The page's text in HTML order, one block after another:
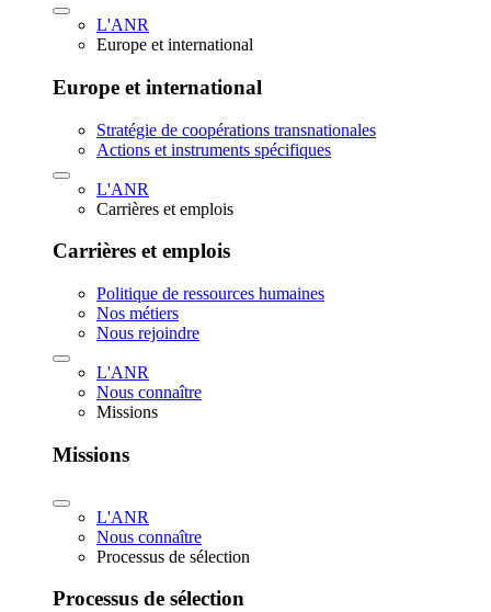
L'ANR
Europe et international
Europe et international
Stratégie de coopérations transnationales
Actions et instruments spécifiques
L'ANR
Carrières et emplois
Carrières et emplois
Politique de ressources humaines
Nos métiers
Nous rejoindre
L'ANR
Nous connaître
Missions
Missions
L'ANR
Nous connaître
Processus de sélection
Processus de sélection